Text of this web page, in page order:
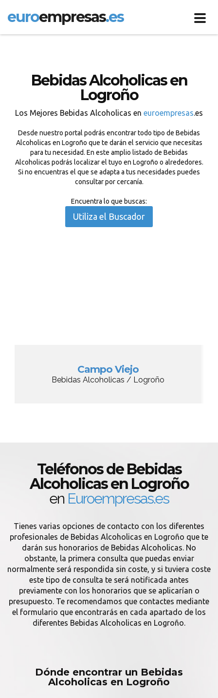
euroempresas.es
Bebidas Alcoholicas en
Logroño
Los Mejores Bebidas Alcoholicas en euroempresas.es
Desde nuestro portal podrás encontrar todo tipo de Bebidas
Alcoholicas en Logroño que te darán el servicio que necesitas
para tu necesidad. En este amplio listado de Bebidas
Alcoholicas podrás localizar el tuyo en Logroño o alrededores.
Si no encuentras el que se adapta a tus necesidades puedes
consultar por cercanía.
Encuentra lo que buscas:
Utiliza el Buscador
Campo Viejo
Bebidas Alcoholicas / Logroño
Teléfonos de Bebidas
Alcoholicas en Logroño
en Euroempresas.es
Tienes varias opciones de contacto con los diferentes
profesionales de Bebidas Alcoholicas en Logroño que te
darán sus honorarios de Bebidas Alcoholicas. No
obstante, la primera consulta que puedas enviar
normalmente será respondida sin coste, y si tuviera coste
este tipo de consulta te será notificada antes
previamente con los honorarios que se aplicarían o
presupuesto. Te recomendamos que contactes mediante
el formulario que encontrarás en cada apartado de los
diferentes Bebidas Alcoholicas en Logroño.
Dónde encontrar un Bebidas
Alcoholicas en Logroño